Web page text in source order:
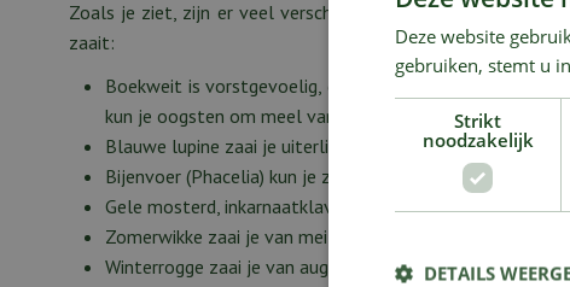
Zoals je ziet, zijn er veel verschillende soorten
zaait:
Boekweit is vorstgevoelig, dus zaai je deze
kun je oogsten om meel van te maken, maar dan moet
Blauwe lupine zaai je uiterlijk in juli.
Bijenvoer (Phacelia) kun je zaaien van maart tot half
Gele mosterd, inkarnaatklaver en Japanse haver kun je
Zomerwikke zaai je van mei tot half september.
Winterrogge zaai je van augustus tot eind oktober.
Deze website
gebruiken, stemt u
Strikt
noodzakelijk
DETAILS